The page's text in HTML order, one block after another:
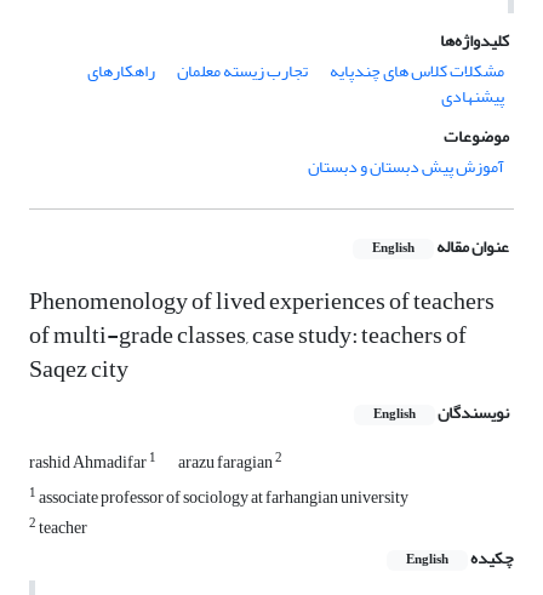
کلیدواژه‌ها
مشکلات کلاس های چندپایه
تجارب زیسته معلمان راهکارهای
پیشنهادی
موضوعات
آموزش پیش دبستان و دبستان
عنوان مقاله English
Phenomenology of lived experiences of teachers
of multi-grade classes, case study: teachers of
Saqez city
نویسندگان English
rashid Ahmadifar1 arazu faragian2
1associate professor of sociology at farhangian university
2teacher
چکیده
English